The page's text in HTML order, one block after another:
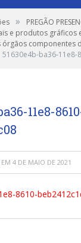
»
PREGÃO
e produtos gráficos
órgãos componentes
51630e4b-ba36-11e8-
11e8-
EM 4 DE MAIO DE 2021
8610-